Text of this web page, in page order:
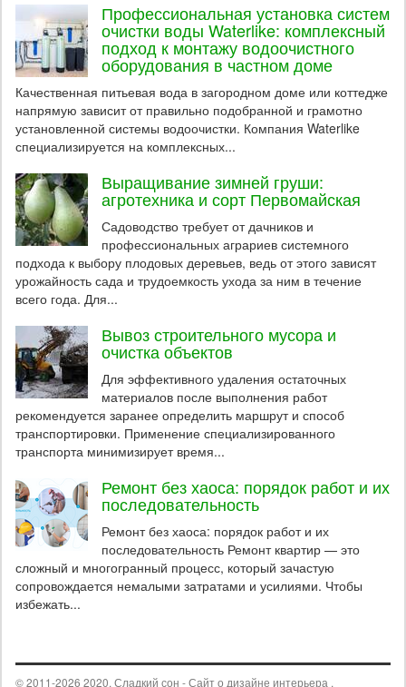
Профессиональная установка систем
очистки воды Waterlike: комплексный
подход к монтажу водоочистного
оборудования в частном доме
Качественная питьевая вода в загородном доме или коттедже
напрямую зависит от правильно подобранной и грамотно
установленной системы водоочистки. Компания Waterlike
специализируется на комплексных...
Выращивание зимней груши:
агротехника и сорт Первомайская
Садоводство требует от дачников и
профессиональных аграриев системного
подхода к выбору плодовых деревьев, ведь от этого зависят
урожайность сада и трудоемкость ухода за ним в течение
всего года. Для...
Вывоз строительного мусора и
очистка объектов
Для эффективного удаления остаточных
материалов после выполнения работ
рекомендуется заранее определить маршрут и способ
транспортировки. Применение специализированного
транспорта минимизирует время...
Ремонт без хаоса: порядок работ и их
последовательность
Ремонт без хаоса: порядок работ и их
последовательность Ремонт квартир — это
сложный и многогранный процесс, который зачастую
сопровождается немалыми затратами и усилиями. Чтобы
избежать...
© 2011-2026 2020. Сладкий сон - Сайт о дизайне интерьера .